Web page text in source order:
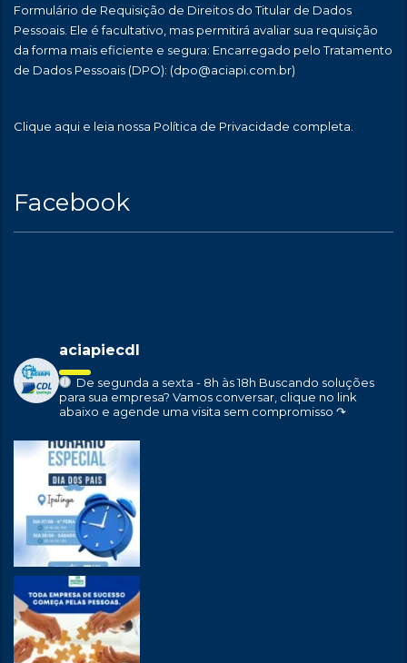
Formulário de Requisição de Direitos do Titular de Dados
Pessoais. Ele é facultativo, mas permitirá avaliar sua requisição
da forma mais eficiente e segura: Encarregado pelo Tratamento
de Dados Pessoais (DPO): (dpo@aciapi.com.br)
Clique aqui e leia nossa Política de Privacidade completa.
Facebook
aciapiecdl
De segunda a sexta - 8h às 18h Buscando soluções
para sua empresa? Vamos conversar, clique no link
abaixo e agende uma visita sem compromisso ↷